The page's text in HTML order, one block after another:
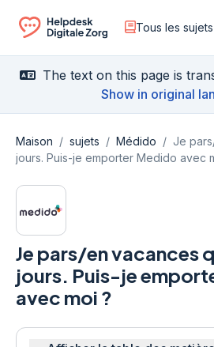
Ga naar de homepagina
Tous les sujets
The text on this page is
Show in original
Maison / sujets / Médido / Je
jours. Puis-je emporter Medido avec
Je pars/en vacances
jours. Puis-je
avec moi ?